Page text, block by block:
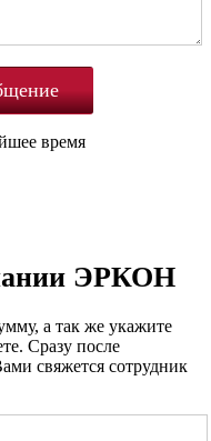
время
ЭРКОН
а так же укажите
Сразу после
свяжется сотрудник